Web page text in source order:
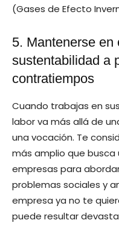
(Gases de Efecto
5. Mantenerse
sustentabilidad a
contratiempos
Cuando trabajas en
labor va más allá de
una vocación. Te
más amplio que busca
empresas para
problemas sociales y
empresa ya no te
puede resultar